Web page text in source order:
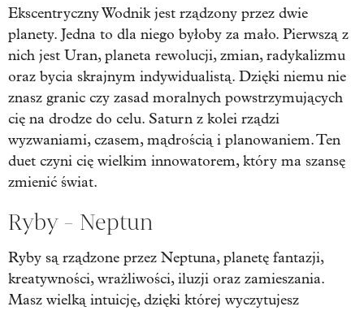
Ekscentryczny Wodnik jest rządzony przez dwie
planety. Jedna to dla niego byłoby za mało. Pierwszą z
nich jest Uran, planeta rewolucji, zmian, radykalizmu
oraz bycia skrajnym indywidualistą. Dzięki niemu nie
znasz granic czy zasad moralnych powstrzymujących
cię na drodze do celu. Saturn z kolei rządzi
wyzwaniami, czasem, mądrością i planowaniem. Ten
duet czyni cię wielkim innowatorem, który ma szansę
zmienić świat.
Ryby - Neptun
Ryby są rządzone przez Neptuna, planetę fantazji,
kreatywności, wrażliwości, iluzji oraz zamieszania.
Masz wielką intuicję, dzięki której wyczytujesz